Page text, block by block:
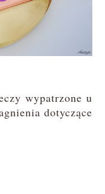
wypatrzone u
dotyczące